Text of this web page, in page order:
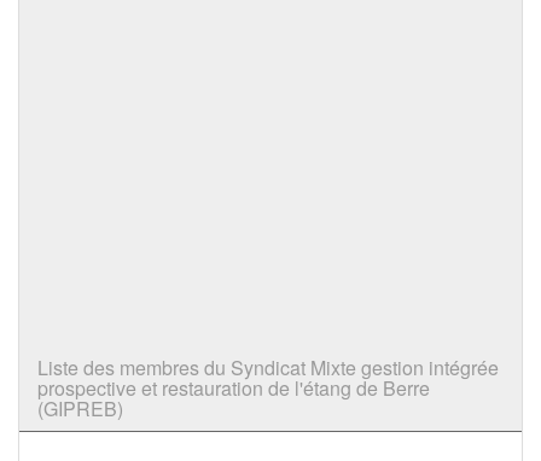
Liste des membres du Syndicat Mixte gestion intégrée
prospective et restauration de l'étang de Berre
(GIPREB)